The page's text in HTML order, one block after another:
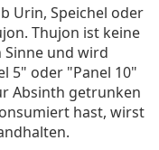
Urin, Speichel oder
Thujon ist keine
und wird
5" oder "Panel 10"
Absinth getrunken
hast, wirst